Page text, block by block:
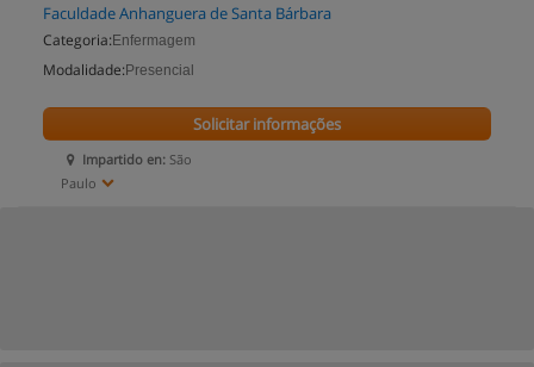
Faculdade Anhanguera de Santa Bárbara
Categoria: Enfermagem
Modalidade: Presencial
Impartido en: São
Paulo
Solicitar informações